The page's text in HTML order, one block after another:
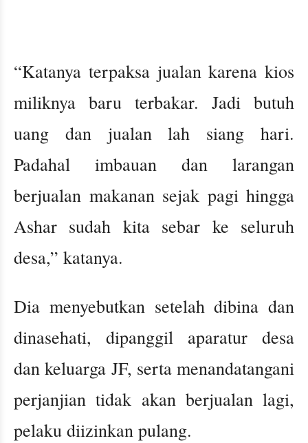
“Katanya terpaksa jualan karena kios
miliknya baru terbakar. Jadi butuh
uang dan jualan lah siang hari.
Padahal imbauan dan larangan
berjualan makanan sejak pagi hingga
Ashar sudah kita sebar ke seluruh
desa,” katanya.
Dia menyebutkan setelah dibina dan
dinasehati, dipanggil aparatur desa
dan keluarga JF, serta menandatangani
perjanjian tidak akan berjualan lagi,
pelaku diizinkan pulang.